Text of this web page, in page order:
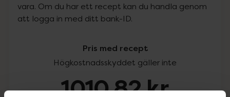
vara. Om du har ett recept kan du handla genom
att logga in med ditt bank-ID.
Pris med recept
Högkostnadsskyddet gäller inte
1010,82 kr